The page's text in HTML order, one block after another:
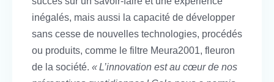
inégalés, mais aussi la capacité de développer
sans cesse de nouvelles technologies, procédés
ou produits, comme le filtre Meura2001, fleuron
de la société. « L’innovation est au cœur de nos